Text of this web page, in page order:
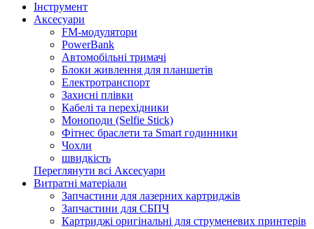
Інструмент
Аксесуари
FM-модулятори
PowerBank
Автомобільні тримачі
Блоки живлення для планшетів
Електротранспорт
Захисні плівки
Кабелі та перехідники
Моноподи (Selfie Stick)
Фітнес браслети та Smart годинники
Чохли
швидкість
Переглянути всі Аксесуари
Витратні матеріали
Запчастини для лазерних картриджів
Запчастини для СБПЧ
Картриджі оригінальні для струменевих принтерів